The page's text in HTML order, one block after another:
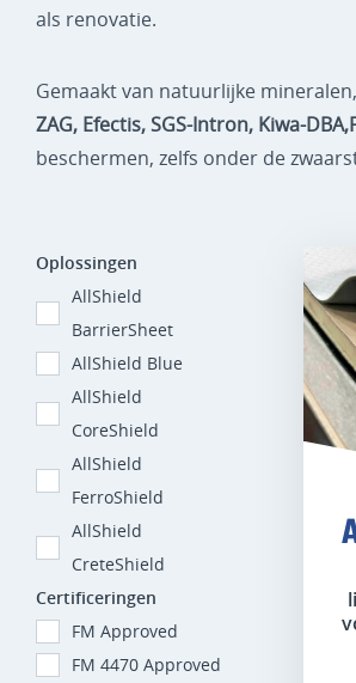
als renovatie.
Gemaakt van natuurlijke
ZAG, Efectis, SGS-Intron, Kiwa-
beschermen, zelfs onder de
Oplossingen
AllShield
BarrierSheet
AllShield Blue
AllShield
CoreShield
AllShield
FerroShield
AllShield
CreteShield
Certificeringen
FM Approved
FM 4470 Approved